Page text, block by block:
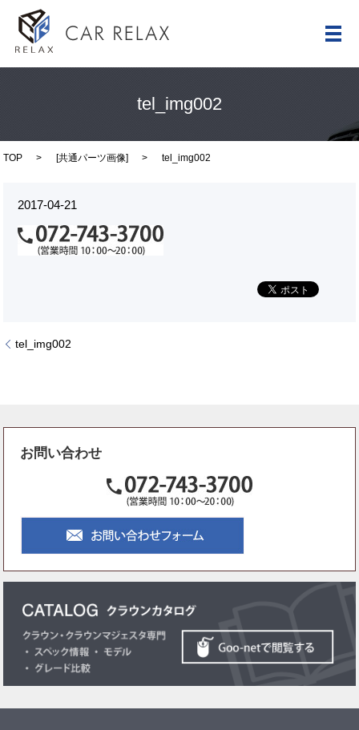
メ
tel_img002
TOP [共通パーツ画像] tel_img002
2017-04-21
tel_img002
お問い合わせ